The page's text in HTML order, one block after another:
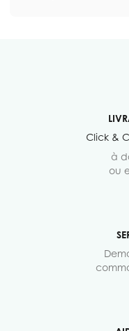
Click &
à
ou